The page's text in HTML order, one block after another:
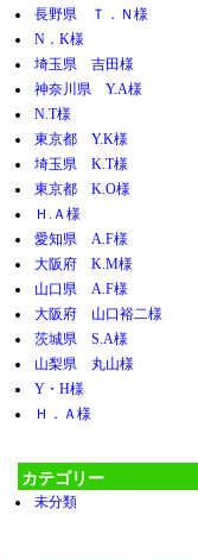
長野県 Ｔ．Ｎ様
N．K様
埼玉県 吉田様
神奈川県 Y.A様
N.T様
東京都 Y.K様
埼玉県 K.T様
東京都 K.O様
Ｈ.Ａ様
愛知県 A.F様
大阪府 K.M様
山口県 A.F様
大阪府 山口裕二様
茨城県 S.A様
山梨県 丸山様
Y・H様
Ｈ．Ａ様
カテゴリー
未分類